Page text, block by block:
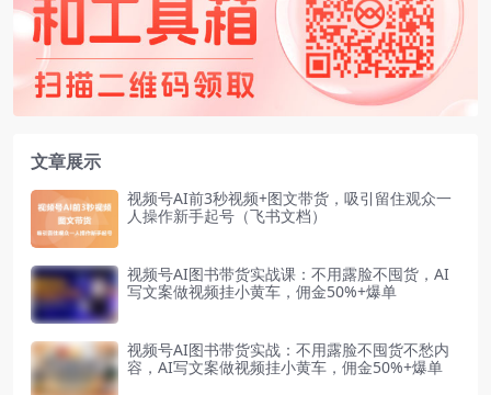
文章展示
视频号AI前3秒视频+图文带货，吸引留住观众一
人操作新手起号（飞书文档）
视频号AI图书带货实战课：不用露脸不囤货，AI
写文案做视频挂小黄车，佣金50%+爆单
视频号AI图书带货实战：不用露脸不囤货不愁内
容，AI写文案做视频挂小黄车，佣金50%+爆单